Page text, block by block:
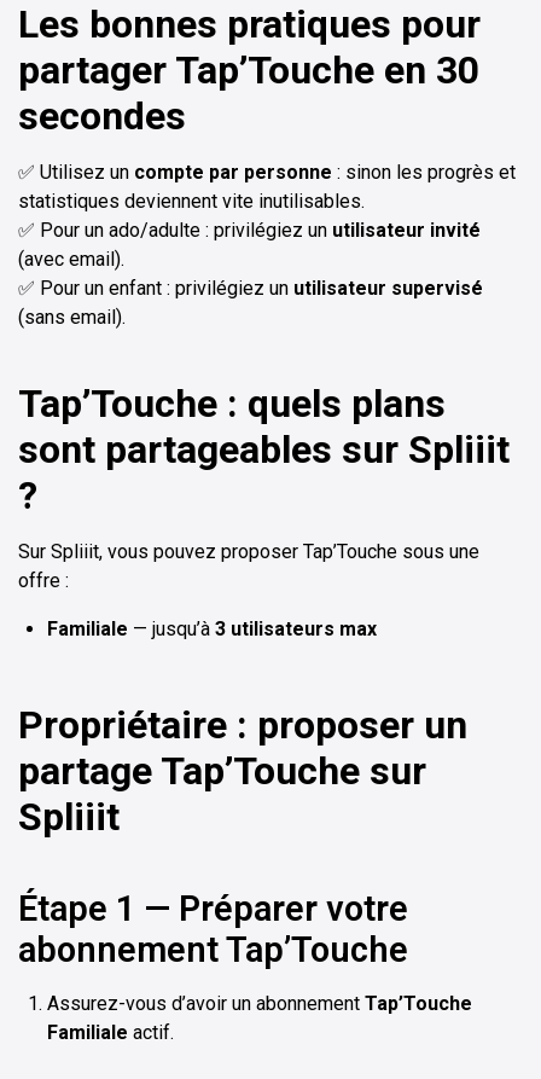
Les bonnes pratiques pour
partager Tap’Touche en 30
secondes
✅ Utilisez un compte par personne : sinon les progrès et
statistiques deviennent vite inutilisables.
✅ Pour un ado/adulte : privilégiez un utilisateur invité
(avec email).
✅ Pour un enfant : privilégiez un utilisateur supervisé
(sans email).
Tap’Touche : quels plans
sont partageables sur Spliiit
?
Sur Spliiit, vous pouvez proposer Tap’Touche sous une
offre :
Familiale — jusqu’à 3 utilisateurs max
Propriétaire : proposer un
partage Tap’Touche sur
Spliiit
Étape 1 — Préparer votre
abonnement Tap’Touche
Assurez-vous d’avoir un abonnement Tap’Touche
Familiale actif.